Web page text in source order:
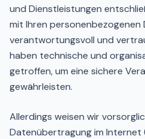
und Dienstleistungen
mit Ihren
verantwortungsvoll und
haben technische und
getroffen, um eine sichere
gewährleisten.
Allerdings weisen wir
Datenübertragung im Internet